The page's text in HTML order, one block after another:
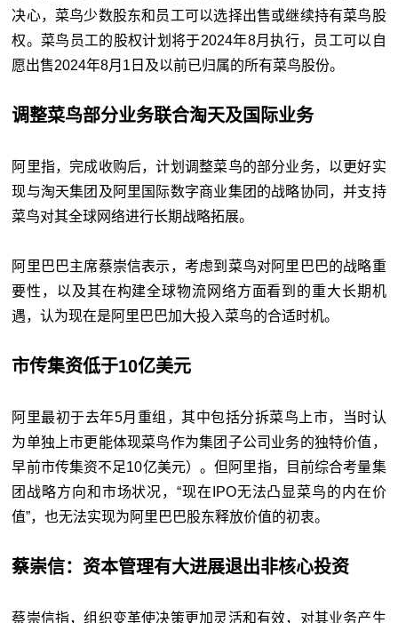
决心，菜鸟少数股东和员工可以选择出售或继续持有菜鸟股
权。菜鸟员工的股权计划将于2024年8月执行，员工可以自
愿出售2024年8月1日及以前已归属的所有菜鸟股份。
调整菜鸟部分业务联合淘天及国际业务
阿里指，完成收购后，计划调整菜鸟的部分业务，以更好实
现与淘天集团及阿里国际数字商业集团的战略协同，并支持
菜鸟对其全球网络进行长期战略拓展。
阿里巴巴主席蔡崇信表示，考虑到菜鸟对阿里巴巴的战略重
要性，以及其在构建全球物流网络方面看到的重大长期机
遇，认为现在是阿里巴巴加大投入菜鸟的合适时机。
市传集资低于10亿美元
阿里最初于去年5月重组，其中包括分拆菜鸟上市，当时认
为单独上市更能体现菜鸟作为集团子公司业务的独特价值，
早前市传集资不足10亿美元）。但阿里指，目前综合考量集
团战略方向和市场状况，“现在IPO无法凸显菜鸟的内在价
值”，也无法实现为阿里巴巴股东释放价值的初衷。
蔡崇信：资本管理有大进展退出非核心投资
蔡崇信指，组织变革使决策更加灵活和有效，对其业务产生